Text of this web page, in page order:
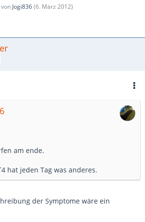
Jogi836(6. März 2012)
am ende.
hat jeden Tag was anderes.
der Symptome wäre ein